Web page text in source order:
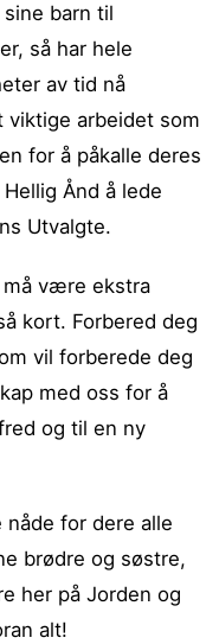
barn til
så har hele
av tid nå
arbeidet som
for å påkalle deres
Ånd å lede
Utvalgte.
må være ekstra
kort. Forbered deg
vil forberede deg
med oss for å
og til en ny
nåde for dere alle
brødre og søstre,
her på Jorden og
alt!